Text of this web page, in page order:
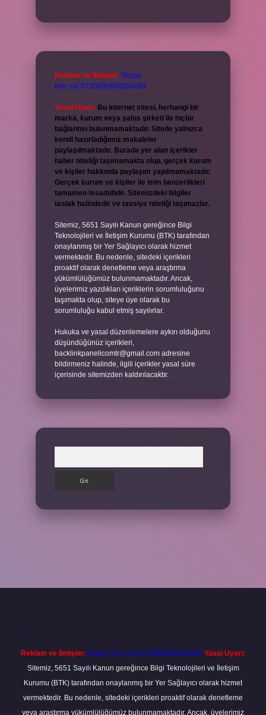
Reklam ve İletişim: Skype:
live:.cid.575569c608265c69
Yasal Uyarı: Bu internet sitesi, herhangi bir
marka, kurum veya şahıs şirketi ile hiçbir
bağlantısı bulunmamaktadır. Sitede yalnızca
kendi hazırladığımız makaleler
paylaşılmaktadır. Burada yer alan içerikler
haber niteliği taşımamakta olup, gerçek kurum
ve kişiler hakkında paylaşım yapılmamaktadır.
Gerçek kurum ve kişiler ile isim benzerlikleri
tamamen tesadüfidir. Sitemizdeki bilgiler
taslak halindedir ve tavsiye niteliği taşımazlar.
Sitemiz, 5651 Sayılı Kanun gereğince Bilgi
Teknolojileri ve İletişim Kurumu (BTK) tarafından
onaylanmış bir Yer Sağlayıcı olarak hizmet
vermektedir. Bu nedenle, sitedeki içerikleri
proaktif olarak denetleme veya araştırma
yükümlülüğümüz bulunmamaktadır. Ancak,
üyelerimiz yazdıkları içeriklerin sorumluluğunu
taşımakta olup, siteye üye olarak bu
sorumluluğu kabul etmiş sayılırlar.
Hukuka ve yasal düzenlemelere aykırı olduğunu
düşündüğünüz içerikleri,
backlinkpanelicomtr@gmail.com adresine
bildirmeniz halinde, ilgili içerikler yasal süre
içerisinde sitemizden kaldırılacaktır.
Reklam ve İletişim: Skype: live:.cid.575569c608265c69 Yasal Uyarı:
Sitemiz, 5651 Sayılı Kanun gereğince Bilgi Teknolojileri ve İletişim
Kurumu (BTK) tarafından onaylanmış bir Yer Sağlayıcı olarak hizmet
vermektedir. Bu nedenle, sitedeki içerikleri proaktif olarak denetleme
veya araştırma yükümlülüğümüz bulunmamaktadır. Ancak, üyelerimiz